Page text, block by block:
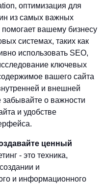
оптимизация для
из самых важных
вашему бизнесу
системах, таких как
использовать SEO,
ключевых
вашего сайта
и внешней
о важности
и удобстве
ценный
- это техника,
и
и информационного